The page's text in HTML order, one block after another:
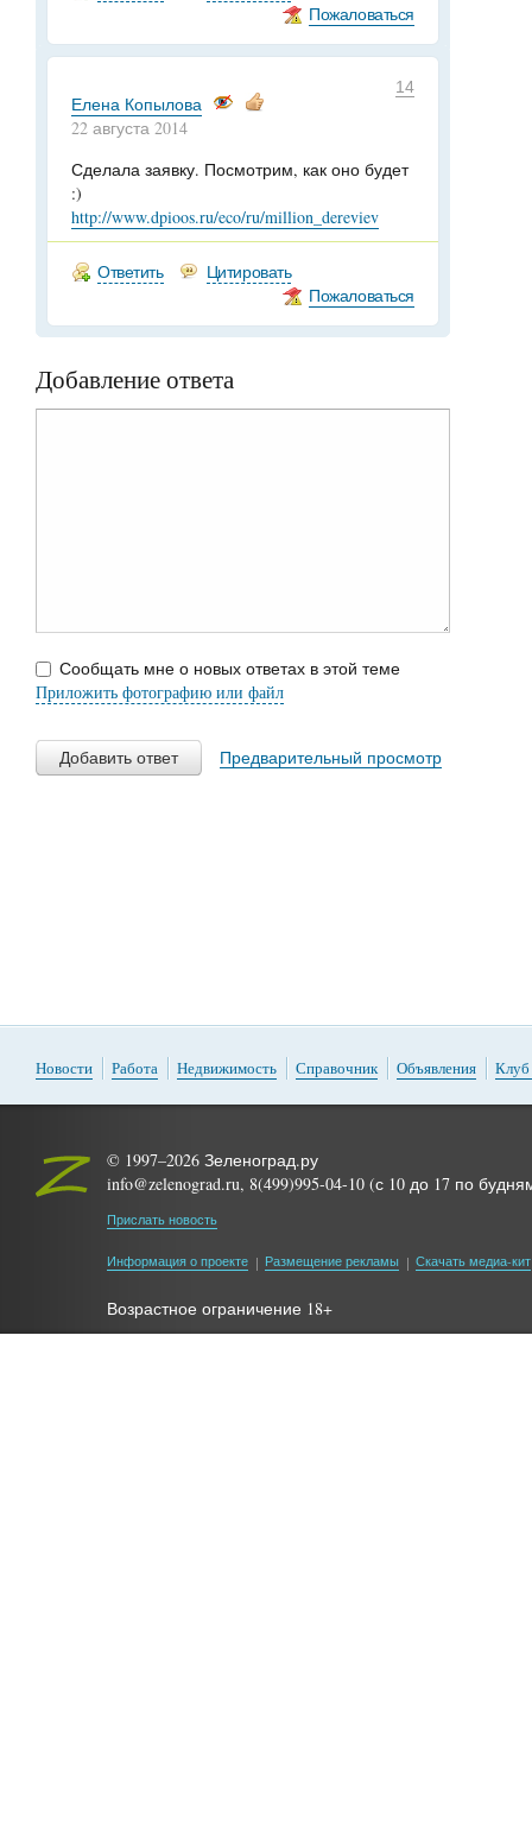
Пожаловаться
14
Елена Копылова
22 августа 2014
Сделала заявку. Посмотрим, как оно будет
:)
http://www.dpioos.ru/eco/ru/million_dereviev
Ответить
Цитировать
Пожаловаться
Добавление ответа
Сообщать мне о новых ответах в этой теме
Приложить фотографию или файл
Добавить ответ Предварительный просмотр
Новости Работа Недвижимость Справочник Объявления Клуб
© 1997–2026 Зеленоград.ру
info@zelenograd.ru, 8(499)995-04-10 (с 10 до 17 по
Прислать новость
Информация о проекте Размещение рекламы Скачать медиа-кит
Возрастное ограничение 18+